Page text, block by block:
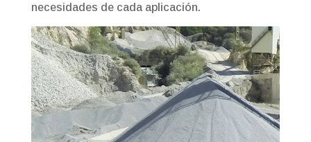
necesidades de cada aplicación.